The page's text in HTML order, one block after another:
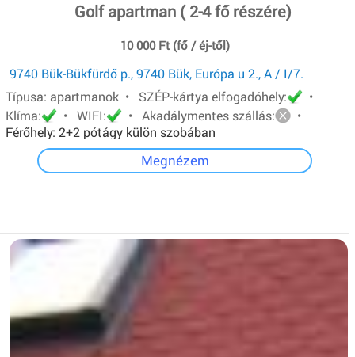
Golf apartman ( 2-4 fő részére)
10 000 Ft (fő / éj-től)
9740 Bük-Bükfürdő p., 9740 Bük, Európa u 2., A / I/7.
Típusa: apartmanok • SZÉP-kártya elfogadóhely:
•
Klíma:
• WIFI: • Akadálymentes szállás:
•
Férőhely: 2+2 pótágy külön szobában
Megnézem